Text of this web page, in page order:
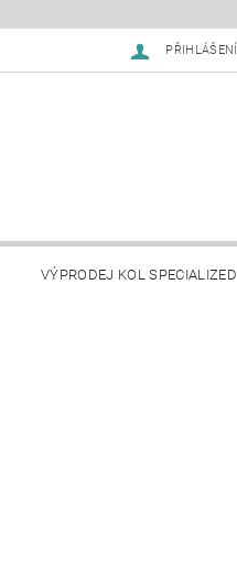
PŘIHLÁŠENÍ
VÝPRODEJ KOL SPECIALIZED